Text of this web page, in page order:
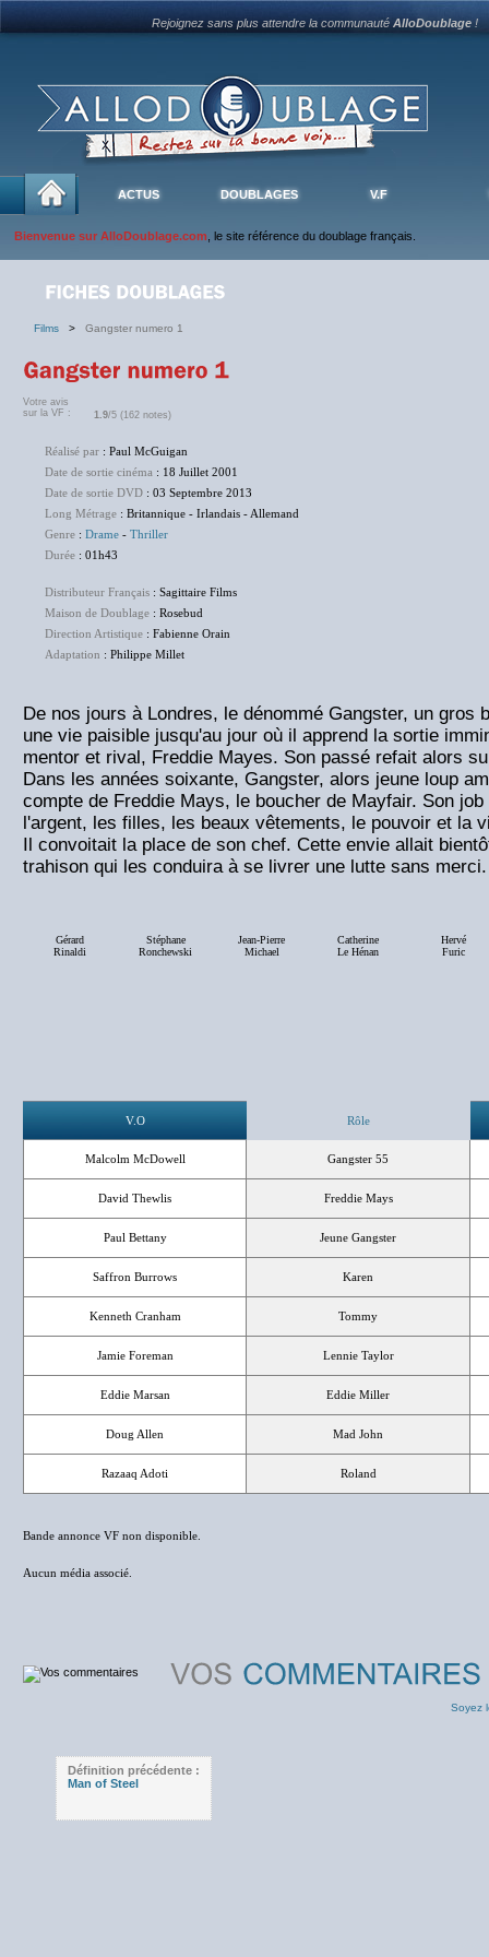
Rejoignez sans plus attendre la communautéAlloDoublage !
ACTUS DOUBLAGES V.F
Bienvenue sur AlloDoublage.com , le site référence du doublage français.
Films > Gangster numero 1
Votre avis
sur la VF :
1.9/5 (162 notes)
Réalisé par : Paul McGuigan
Date de sortie cinéma : 18 Juillet 2001
Date de sortie DVD : 03 Septembre 2013
Long Métrage : Britannique - Irlandais - Allemand
Genre : Drame - Thriller
Durée : 01h43
Distributeur Français : Sagittaire Films
Maison de Doublage : Rosebud
Direction Artistique : Fabienne Orain
Adaptation : Philippe Millet
De nos jours à Londres, le dénommé Gangster, un gros
une vie paisible jusqu'au jour où il apprend la sortie
mentor et rival, Freddie Mayes. Son passé refait alors
Dans les années soixante, Gangster, alors jeune loup
compte de Freddie Mays, le boucher de Mayfair. Son
l'argent, les filles, les beaux vêtements, le pouvoir et la
Il convoitait la place de son chef. Cette envie allait
trahison qui les conduira à se livrer une lutte sans merci.
Gérard
Rinaldi
Stéphane
Ronchewski
Jean-Pierre
Michael
Catherine
Le Hénan
Hervé
Furic
V.O Rôle
Malcolm McDowell Gangster 55
David Thewlis Freddie Mays
Paul Bettany Jeune Gangster
Saffron Burrows Karen
Kenneth Cranham Tommy
Jamie Foreman Lennie Taylor
Eddie Marsan Eddie Miller
Doug Allen Mad John
Razaaq Adoti Roland
Bande annonce VF non disponible.
Aucun média associé.
Soyez
Définition précédente :
Man of Steel